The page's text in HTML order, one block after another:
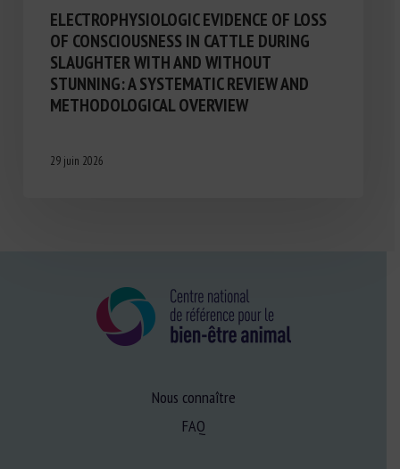
ELECTROPHYSIOLOGIC EVIDENCE OF LOSS
OF CONSCIOUSNESS IN CATTLE DURING
SLAUGHTER WITH AND WITHOUT
STUNNING: A SYSTEMATIC REVIEW AND
METHODOLOGICAL OVERVIEW
29 juin 2026
Nous connaître
FAQ